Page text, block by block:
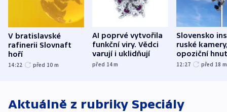
V bratislavské
rafinerii Slovnaft
hoří
14:22 před 10 m
AI poprvé vytvořila
funkční viry. Vědci
varují i uklidňují
před 14m
Slovensko
ruské
opoziční
12:27 před 18 m
Aktuálně z rubriky Speciály